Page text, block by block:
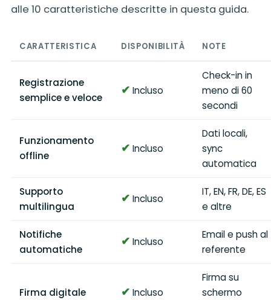
alle 10 caratteristiche descritte in questa guida.
CARATTERISTICA DISPONIBILITÀ NOTE
Registrazione
semplice e veloce
✔ Incluso
Check-in in
meno di 60
secondi
Funzionamento
offline
✔ Incluso
Dati locali,
sync
automatica
Supporto
multilingua
✔ Incluso
IT, EN, FR, DE, ES
e altre
Notifiche
automatiche
✔ Incluso
Email e push al
referente
Firma digitale ✔ Incluso
Firma su
schermo